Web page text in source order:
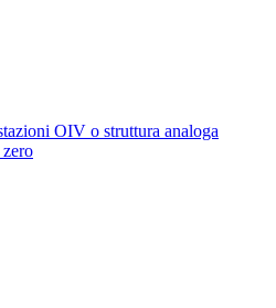
OIV o struttura analoga